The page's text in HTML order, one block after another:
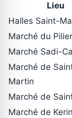
Lieu
Halles Saint-
Marché du
Marché Sadi-
Marché de
Martin
Marché de
Marché de